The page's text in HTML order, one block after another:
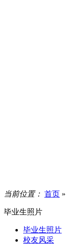
当前位置： 首页 »
毕业生照片
毕业生照片
校友风采